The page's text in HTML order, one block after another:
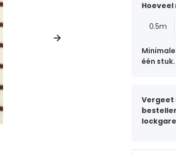
0.5m
één stuk.
Vergeet